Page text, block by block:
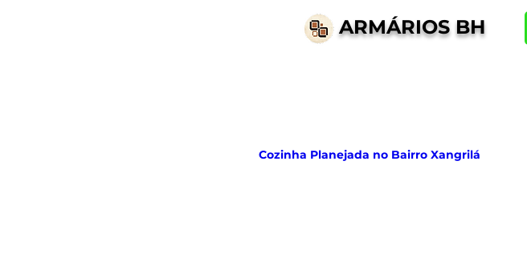
ARMÁRIOS BH
Cozinha Planejada no Bairro Xangrilá